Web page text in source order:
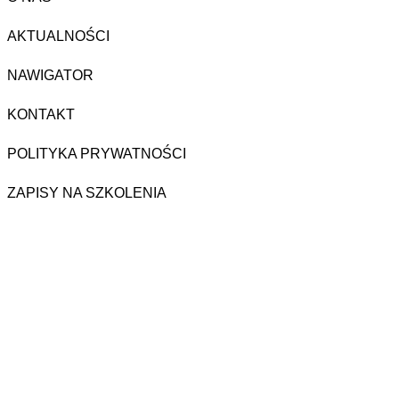
AKTUALNOŚCI
NAWIGATOR
KONTAKT
POLITYKA PRYWATNOŚCI
ZAPISY NA SZKOLENIA